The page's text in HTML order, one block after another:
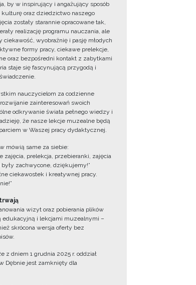
by w inspirujący i angażujący sposób
oraz dziedzictwo naszego
zostały starannie opracowane tak,
realizację programu nauczania, ale
ciekawość, wyobraźnię i pasję młodych
formy pracy, ciekawe prelekcje,
oraz bezpośredni kontakt z zabytkami
staje się fascynującą przygodą i
nauczycielom za codzienne
zainteresowań swoich
odkrywanie świata pełnego wiedzy i
że nasze lekcje muzealne będą
w Waszej pracy dydaktycznej.
mówią same za siebie:
zajęcia, prelekcja, przebieranki, zajęcia
zachwycone, dziękujemy!”
ciekawostek i kreatywnej pracy.
wizyt oraz pobierania plików
edukacyjną i lekcjami muzealnymi –
skrócona wersja oferty bez
z dniem 1 grudnia 2025 r. oddział
Dębnie jest zamknięty dla